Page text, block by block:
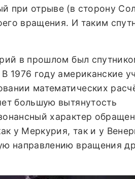
при отрыве (в сторону
вращения. И таким
в прошлом был
1976 году американские
математических
большую вытянутость
характер
у Меркурия, так и у
направлению вращения